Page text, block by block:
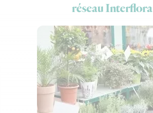
réseau Interflora